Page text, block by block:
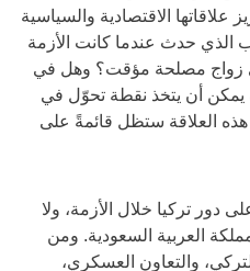
الاقتصادية والسياسية
الذي حدث عندما كانت الأزمة
زواج مصلحة مؤقت؟ وهل في
يمكن أن يتخذ نقطة تحوّل في
هذه العلاقة ستظل قائمةً على
دور تركيا خلال الأزمة، ولا
العربية السعودية. ومن
والتعاون العسكري،